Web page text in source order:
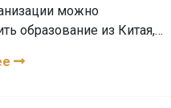
можно
образование из Китая,
карьеру без